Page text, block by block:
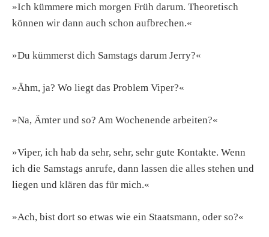
»Ich kümmere mich morgen Früh darum. Theoretisch
können wir dann auch schon aufbrechen.«
»Du kümmerst dich Samstags darum Jerry?«
»Ähm, ja? Wo liegt das Problem Viper?«
»Na, Ämter und so? Am Wochenende arbeiten?«
»Viper, ich hab da sehr, sehr, sehr gute Kontakte. Wenn
ich die Samstags anrufe, dann lassen die alles stehen und
liegen und klären das für mich.«
»Ach, bist dort so etwas wie ein Staatsmann, oder so?«